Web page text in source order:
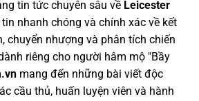
tin tức chuyên sâu về Leicester
nhanh chóng và chính xác về kết
chuyển nhượng và phân tích chiến
riêng cho người hâm mộ "Bầy
mang đến những bài viết độc
cầu thủ, huấn luyện viên và hành